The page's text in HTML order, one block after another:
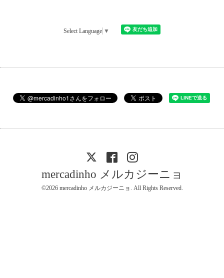
Select Language ▼
mercadinho メルカジーニョ
©2026 mercadinho メルカジーニョ . All Rights Reserved.